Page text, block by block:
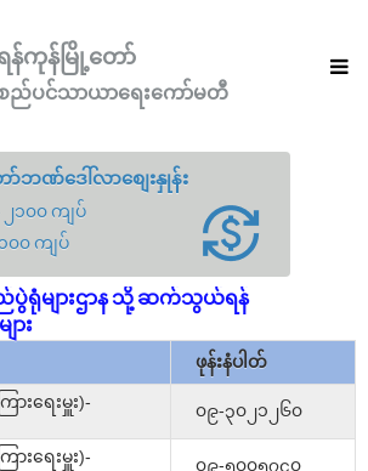
န်ကုန်မြို့တော်
ည်ပင်သာယာရေးကော်မတီ
ဘဏ်ဒေါ်လာစျေးနှုန်း
၂၁၀၀ ကျပ်
၀၀ ကျပ်
ည်ပွဲရုံများဌာန သို့ ဆက်သွယ်ရန်
ား
ဖုန်းနံပါတ်
းရေးမှူး)-
၀၉-၃၀၂၁၂၆၀
းရေးမှူး)-
၀၉-၅၀၀၅၇၄၀